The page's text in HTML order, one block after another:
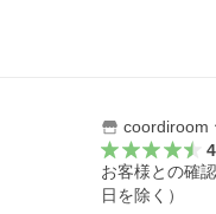
coordiroom
お客様との確
日を除く）